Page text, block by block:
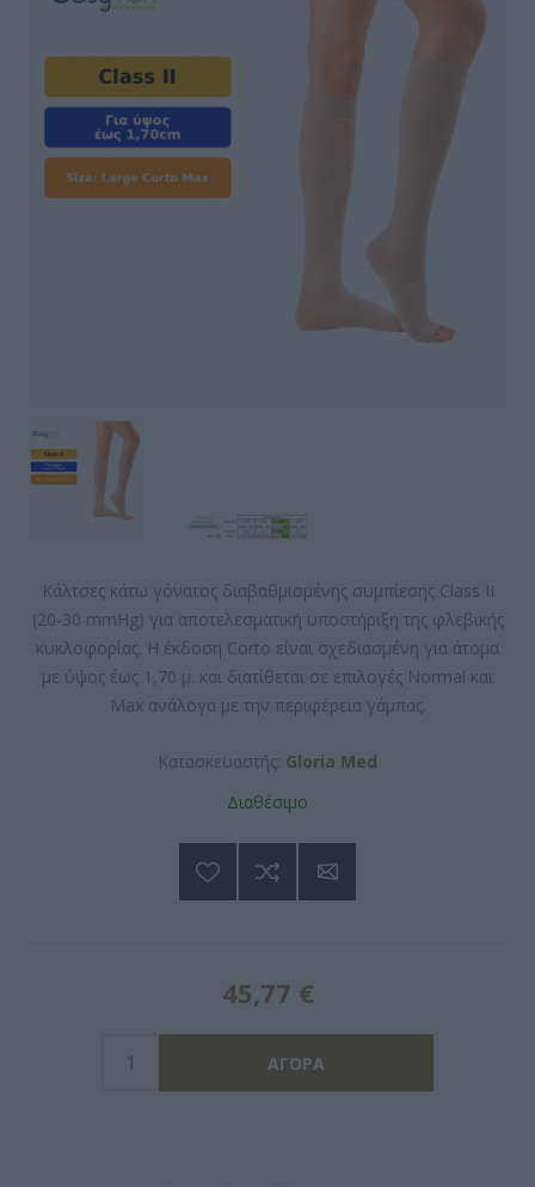
Κάλτσες κάτω γόνατος διαβαθμισμένης συμπίεσης Class II
(20-30 mmHg) για αποτελεσματική υποστήριξη της φλεβικής
κυκλοφορίας. Η έκδοση Corto είναι σχεδιασμένη για άτομα
με ύψος έως 1,70 μ. και διατίθεται σε επιλογές Normal και
Max ανάλογα με την περιφέρεια γάμπας.
Κατασκευαστής: Gloria Med
Διαθέσιμο
45,77 €